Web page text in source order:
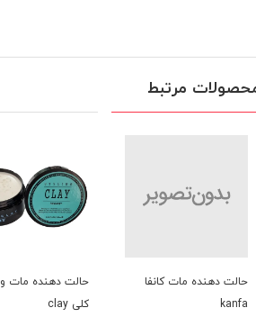
مرتبط
حالت دهنده مات و پماد
کلی clay
GREEN SAPPHIRE